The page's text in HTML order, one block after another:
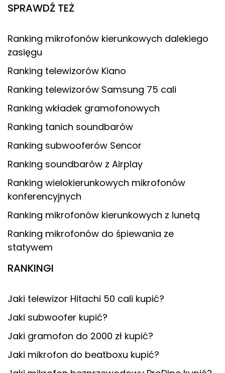
SPRAWDŹ TEŻ
Ranking mikrofonów kierunkowych dalekiego
zasięgu
Ranking telewizorów Kiano
Ranking telewizorów Samsung 75 cali
Ranking wkładek gramofonowych
Ranking tanich soundbarów
Ranking subwooferów Sencor
Ranking soundbarów z Airplay
Ranking wielokierunkowych mikrofonów
konferencyjnych
Ranking mikrofonów kierunkowych z lunetą
Ranking mikrofonów do śpiewania ze
statywem
RANKINGI
Jaki telewizor Hitachi 50 cali kupić?
Jaki subwoofer kupić?
Jaki gramofon do 2000 zł kupić?
Jaki mikrofon do beatboxu kupić?